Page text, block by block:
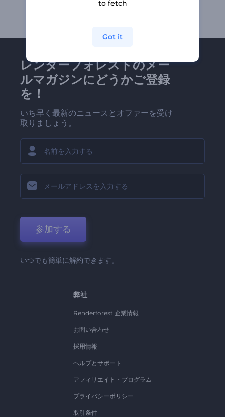
レンダーフォレストのメー
ルマガジンにどうかご登録
を！
いち早く最新のニュースとオファーを受け
取りましょう。
参加する
いつでも簡単に解約できます。
弊社
Renderforest 企業情報
お問い合わせ
採用情報
ヘルプとサポート
アフィリエイト・プログラム
プライバシーポリシー
取引条件
to fetch
Got it